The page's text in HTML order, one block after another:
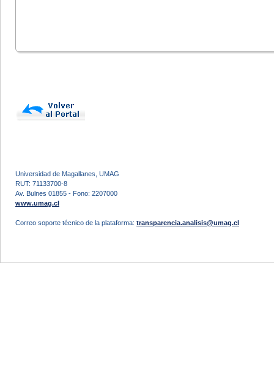
Universidad de Magallanes, UMAG
RUT: 71133700-8
Av. Bulnes 01855 - Fono: 2207000
www.umag.cl
Correo soporte técnico de la plataforma: transparencia.analisis@umag.cl